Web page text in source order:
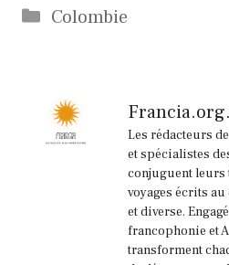
Catégories
Colombie
Les rédacteurs
et spécialistes
conjuguent
voyages écrits
et diverse.
francophonie et
transforment